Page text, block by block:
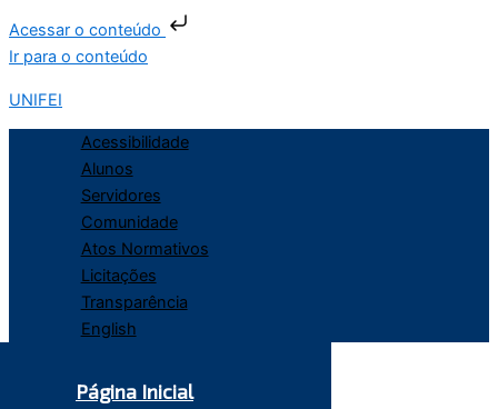
Acessar o conteúdo
Ir para o conteúdo
UNIFEI
Acessibilidade
Alunos
Servidores
Comunidade
Atos Normativos
Licitações
Transparência
English
Página Inicial